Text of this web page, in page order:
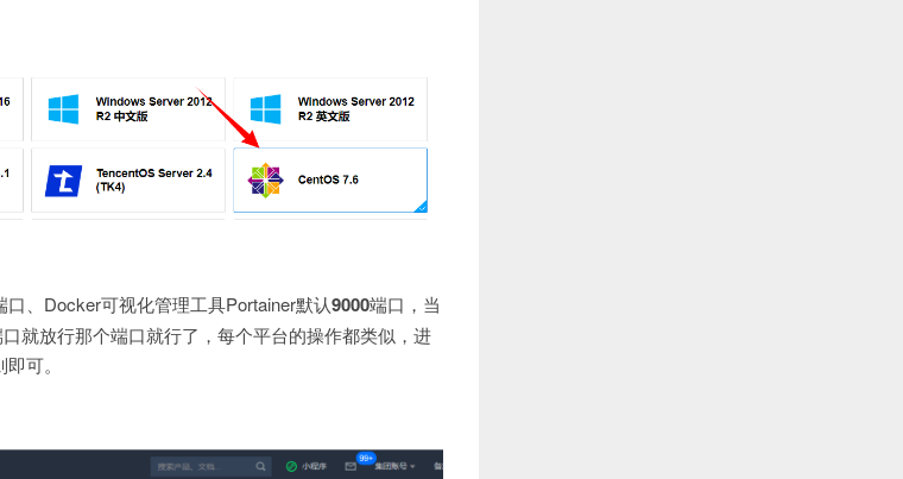
口、Docker可视化管理工具Portainer默认9000端口，当
就放行那个端口就行了，每个平台的操作都类似，进
可。